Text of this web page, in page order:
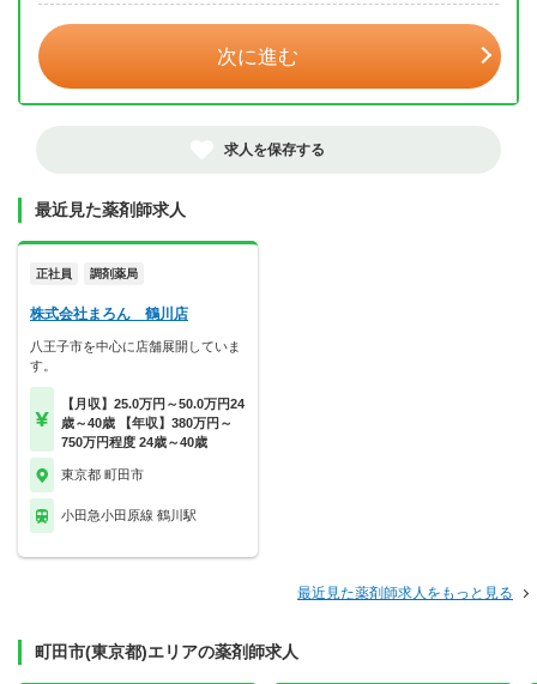
次に進む
求人を保存する
最近見た薬剤師求人
正社員 調剤薬局
株式会社まろん 鶴川店
八王子市を中心に店舗展開していま
す。
【月収】25.0万円～50.0万円24
歳～40歳 【年収】380万円～
750万円程度 24歳～40歳
東京都 町田市
小田急小田原線 鶴川駅
最近見た薬剤師求人をもっと見る
町田市(東京都)エリアの薬剤師求人